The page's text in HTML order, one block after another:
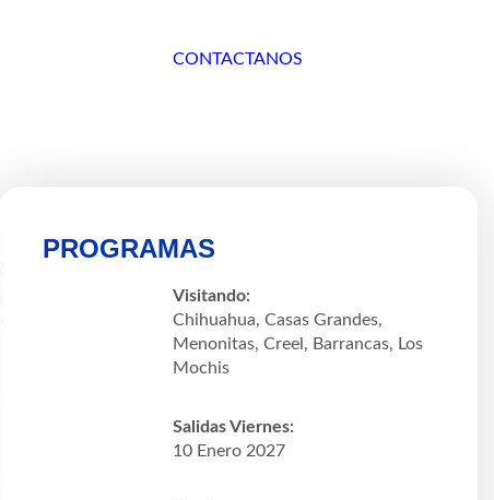
CONTACTANOS
PROGRAMAS
Visitando:
Chihuahua, Casas Grandes,
Menonitas, Creel, Barrancas, Los
Mochis
Salidas Viernes:
10 Enero 2027